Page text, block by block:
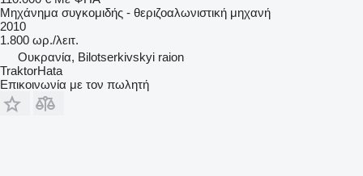
Μηχάνημα συγκομιδής - θεριζοαλωνιστική μηχανή
2010
1.800 ωρ./λειτ.
Ουκρανία, Bilotserkivskyi raion
TraktorHata
Επικοινωνία με τον πωλητή